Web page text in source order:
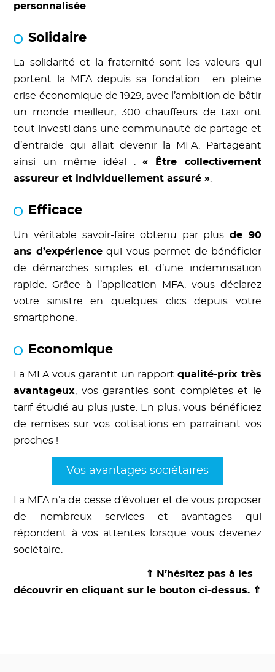
personnalisée
Solidaire
La solidarité et la fraternité sont les valeurs qui
portent la MFA depuis sa fondation : en pleine
crise économique de 1929, avec l’ambition de bâtir
un monde meilleur, 300 chauffeurs de taxi ont
tout investi dans une communauté de partage et
d’entraide qui allait devenir la MFA. Partageant
ainsi un même idéal : « Être collectivement
assureur et individuellement assuré »
Efficace
Un véritable savoir-faire obtenu par plus de 90
ans d’expérience qui vous permet de bénéficier
de démarches simples et d’une indemnisation
rapide. Grâce à l’application MFA, vous déclarez
votre sinistre en quelques clics depuis votre
smartphone.
Economique
La MFA vous garantit un rapport qualité-prix très
avantageux, vos garanties sont complètes et le
tarif étudié au plus juste. En plus, vous bénéficiez
de remises sur vos cotisations en parrainant vos
proches !
Vos avantages sociétaires
La MFA n’a de cesse d’évoluer et de vous proposer
de nombreux services et avantages qui
répondent à vos attentes lorsque vous devenez
sociétaire.
⇑ N’hésitez pas à les
découvrir en cliquant sur le bouton ci-dessus. ⇑